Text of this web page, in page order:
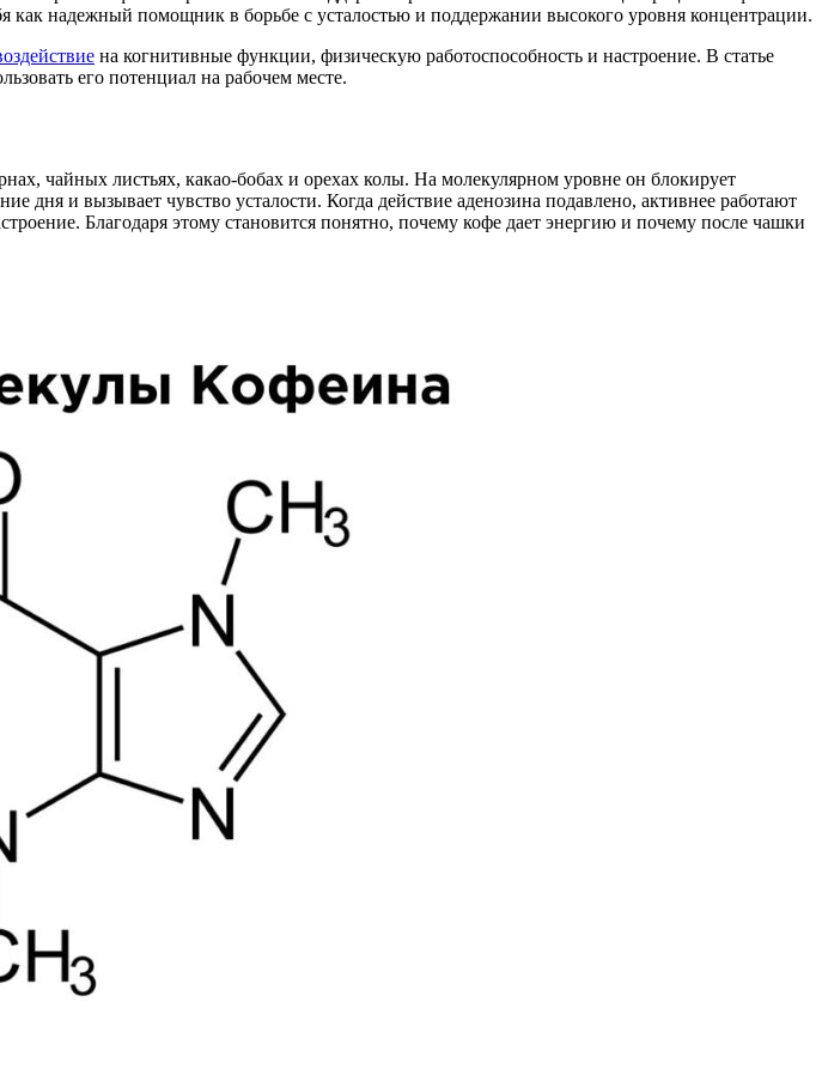
как надежный помощник в борьбе с усталостью и поддержании высокого уровня концентрации.
на когнитивные функции, физическую работоспособность и настроение. В статье
его потенциал на рабочем месте.
чайных листьях, какао-бобах и орехах колы. На молекулярном уровне он блокирует
и вызывает чувство усталости. Когда действие аденозина подавлено, активнее работают
Благодаря этому становится понятно, почему кофе дает энергию и почему после чашки